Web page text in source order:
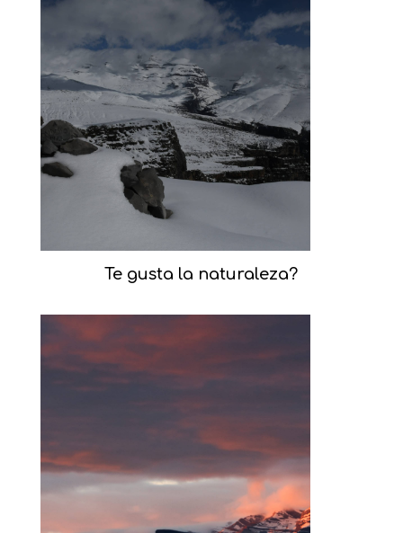
Te gusta la naturaleza?